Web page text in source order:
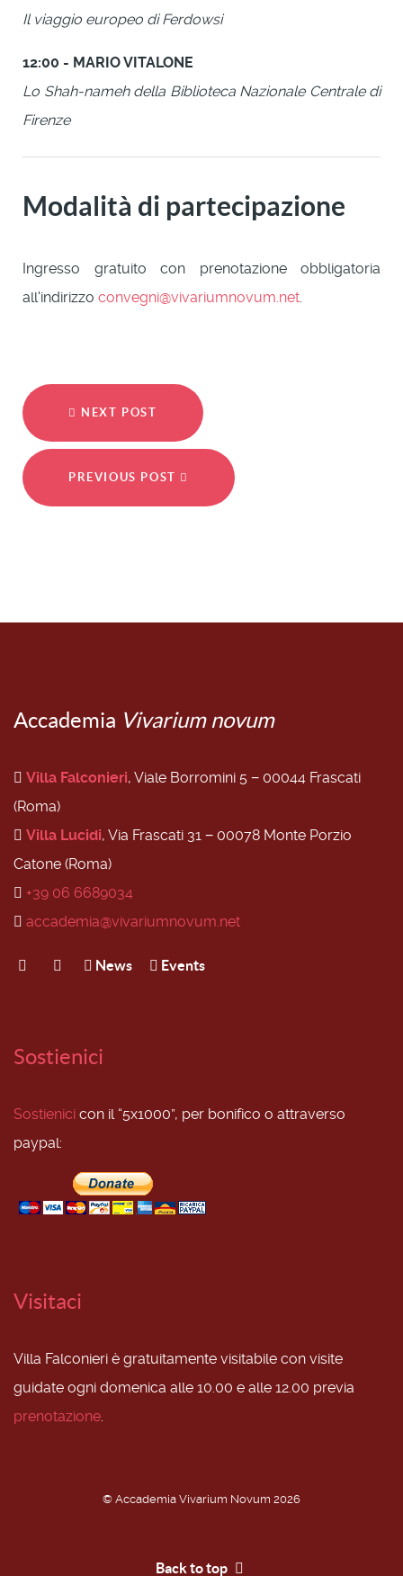
Il viaggio europeo di Ferdowsi
12:00 - MARIO VITALONE
Lo Shah-nameh della Biblioteca Nazionale Centrale di
Firenze
Modalità di partecipazione
Ingresso gratuito con prenotazione obbligatoria
all'indirizzo convegni@vivariumnovum.net
NEXT POST
PREVIOUS POST
Accademia Vivarium novum
Villa Falconieri, Viale Borromini 5 − 00044 Frascati
(Roma)
Villa Lucidi, Via Frascati 31 − 00078 Monte Porzio
Catone (Roma)
+39 06 6689034
accademia@vivariumnovum.net
News Events
Sostienici
Sostienici con il “5x1000”, per bonifico o attraverso
paypal:
Visitaci
Villa Falconieri è gratuitamente visitabile con visite
guidate ogni domenica alle 10.00 e alle 12.00 previa
prenotazione
© Accademia Vivarium Novum 2026
Back to top